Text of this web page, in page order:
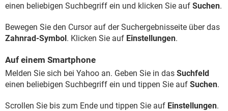
einen beliebigen Suchbegriff ein und klicken Sie auf Suchen.
Bewegen Sie den Cursor auf der Suchergebnisseite über das
Zahnrad-Symbol. Klicken Sie auf Einstellungen.
Auf einem Smartphone
Melden Sie sich bei Yahoo an. Geben Sie in das Suchfeld
einen beliebigen Suchbegriff ein und tippen Sie auf Suchen.
Scrollen Sie bis zum Ende und tippen Sie auf Einstellungen.